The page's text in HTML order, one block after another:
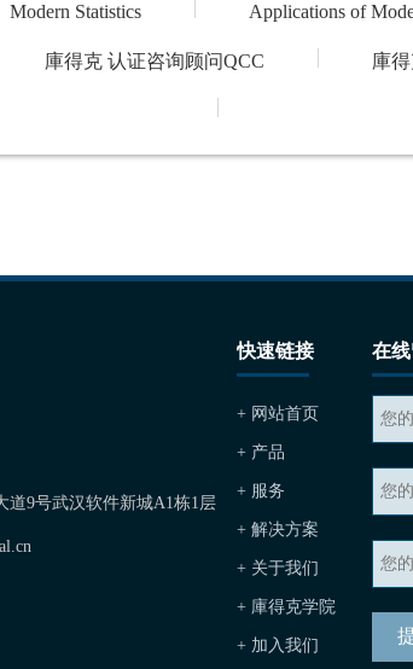
Modern Statistics Applications of
庫得克 认证咨询顾问QCC 庫
道9号武汉软件新城A1栋1层
快速链接
+ 网站首页
+ 产品
+ 服务
+ 解决方案
+ 关于我们
+ 庫得克学院
+ 加入我们
在